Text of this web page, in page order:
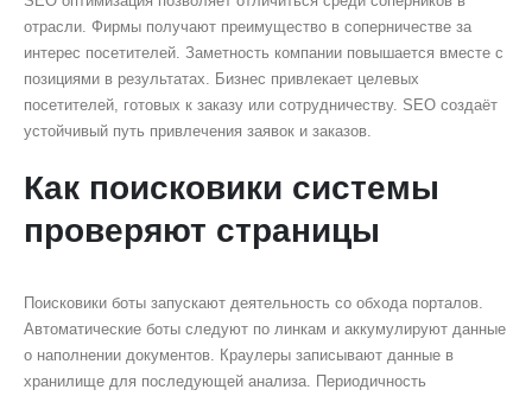
отрасли. Фирмы получают преимущество в соперничестве за
интерес посетителей. Заметность компании повышается вместе с
позициями в результатах. Бизнес привлекает целевых
посетителей, готовых к заказу или сотрудничеству. SEO создаёт
устойчивый путь привлечения заявок и заказов.
Как поисковики системы
проверяют страницы
Поисковики боты запускают деятельность со обхода порталов.
Автоматические боты следуют по линкам и аккумулируют данные
о наполнении документов. Краулеры записывают данные в
хранилище для последующей анализа. Периодичность